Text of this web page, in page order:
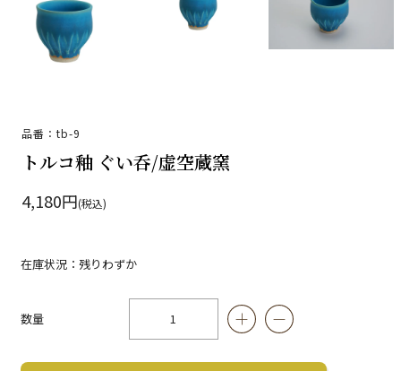
品番：tb-9
トルコ釉 ぐい呑/虚空蔵窯
4,180円(税込)
在庫状況：残りわずか
数量